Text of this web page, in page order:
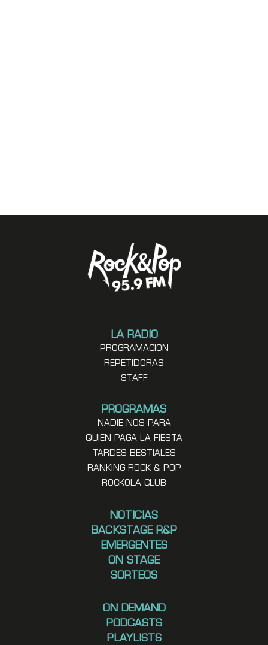
LA RADIO
PROGRAMACION
REPETIDORAS
STAFF
PROGRAMAS
NADIE NOS PARA
QUIEN PAGA LA FIESTA
TARDES BESTIALES
RANKING ROCK & POP
ROCKOLA CLUB
NOTICIAS
BACKSTAGE R&P
EMERGENTES
ON STAGE
SORTEOS
ON DEMAND
PODCASTS
PLAYLISTS